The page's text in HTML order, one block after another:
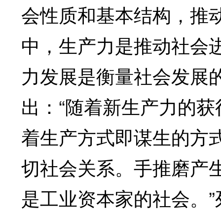
会性质和基本结构，推
中，生产力是推动社会
力发展是衡量社会发展
出：“随着新生产力的
着生产方式即谋生的方
切社会关系。手推磨产
是工业资本家的社会。